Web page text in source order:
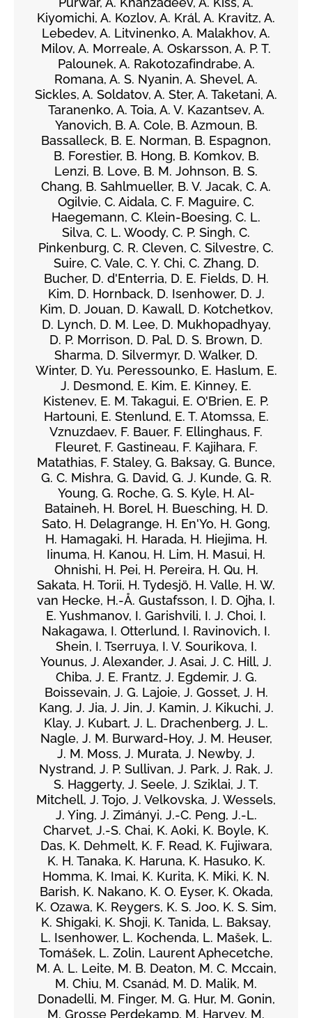
Kiyomichi, A. Kozlov, A. Král, A. Kravitz, A.
Lebedev, A. Litvinenko, A. Malakhov, A.
Milov, A. Morreale, A. Oskarsson, A. P. T.
Palounek, A. Rakotozafindrabe, A.
Romana, A. S. Nyanin, A. Shevel, A.
Sickles, A. Soldatov, A. Ster, A. Taketani, A.
Taranenko, A. Toia, A. V. Kazantsev, A.
Yanovich, B. A. Cole, B. Azmoun, B.
Bassalleck, B. E. Norman, B. Espagnon,
B. Forestier, B. Hong, B. Komkov, B.
Lenzi, B. Love, B. M. Johnson, B. S.
Chang, B. Sahlmueller, B. V. Jacak, C. A.
Ogilvie, C. Aidala, C. F. Maguire, C.
Haegemann, C. Klein-Boesing, C. L.
Silva, C. L. Woody, C. P. Singh, C.
Pinkenburg, C. R. Cleven, C. Silvestre, C.
Suire, C. Vale, C. Y. Chi, C. Zhang, D.
Bucher, D. d'Enterria, D. E. Fields, D. H.
Kim, D. Hornback, D. Isenhower, D. J.
Kim, D. Jouan, D. Kawall, D. Kotchetkov,
D. Lynch, D. M. Lee, D. Mukhopadhyay,
D. P. Morrison, D. Pal, D. S. Brown, D.
Sharma, D. Silvermyr, D. Walker, D.
Winter, D. Yu. Peressounko, E. Haslum, E.
J. Desmond, E. Kim, E. Kinney, E.
Kistenev, E. M. Takagui, E. O'Brien, E. P.
Hartouni, E. Stenlund, E. T. Atomssa, E.
Vznuzdaev, F. Bauer, F. Ellinghaus, F.
Fleuret, F. Gastineau, F. Kajihara, F.
Matathias, F. Staley, G. Baksay, G. Bunce,
G. C. Mishra, G. David, G. J. Kunde, G. R.
Young, G. Roche, G. S. Kyle, H. Al-
Bataineh, H. Borel, H. Buesching, H. D.
Sato, H. Delagrange, H. En'Yo, H. Gong,
H. Hamagaki, H. Harada, H. Hiejima, H.
Iinuma, H. Kanou, H. Lim, H. Masui, H.
Ohnishi, H. Pei, H. Pereira, H. Qu, H.
Sakata, H. Torii, H. Tydesjö, H. Valle, H. W.
van Hecke, H.-Å. Gustafsson, I. D. Ojha, I.
E. Yushmanov, I. Garishvili, I. J. Choi, I.
Nakagawa, I. Otterlund, I. Ravinovich, I.
Shein, I. Tserruya, I. V. Sourikova, I.
Younus, J. Alexander, J. Asai, J. C. Hill, J.
Chiba, J. E. Frantz, J. Egdemir, J. G.
Boissevain, J. G. Lajoie, J. Gosset, J. H.
Kang, J. Jia, J. Jin, J. Kamin, J. Kikuchi, J.
Klay, J. Kubart, J. L. Drachenberg, J. L.
Nagle, J. M. Burward-Hoy, J. M. Heuser,
J. M. Moss, J. Murata, J. Newby, J.
Nystrand, J. P. Sullivan, J. Park, J. Rak, J.
S. Haggerty, J. Seele, J. Sziklai, J. T.
Mitchell, J. Tojo, J. Velkovska, J. Wessels,
J. Ying, J. Zimányi, J.-C. Peng, J.-L.
Charvet, J.-S. Chai, K. Aoki, K. Boyle, K.
Das, K. Dehmelt, K. F. Read, K. Fujiwara,
K. H. Tanaka, K. Haruna, K. Hasuko, K.
Homma, K. Imai, K. Kurita, K. Miki, K. N.
Barish, K. Nakano, K. O. Eyser, K. Okada,
K. Ozawa, K. Reygers, K. S. Joo, K. S. Sim,
K. Shigaki, K. Shoji, K. Tanida, L. Baksay,
L. Isenhower, L. Kochenda, L. Mašek, L.
Tomášek, L. Zolin, Laurent Aphecetche,
M. A. L. Leite, M. B. Deaton, M. C. Mccain,
M. Chiu, M. Csanád, M. D. Malik, M.
Donadelli, M. Finger, M. G. Hur, M. Gonin,
M. Grosse Perdekamp, M. Harvey, M.